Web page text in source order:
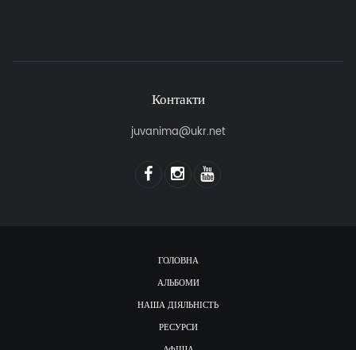
Контакти
juvanima@ukr.net
ГОЛОВНА
АЛЬБОМИ
НАША ДІЯЛЬНІСТЬ
РЕСУРСИ